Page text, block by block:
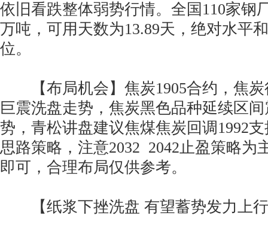
依旧看跌整体弱势行情。全国110家钢
万吨，可用天数为13.89天，绝对水平
位。
【布局机会】焦炭1905合约，焦炭
巨震洗盘走势，焦炭黑色品种延续区
势，青松讲盘建议焦煤焦炭回调1992
思路策略，注意2032 2042止盈策略为
即可，合理布局仅供参考。
【纸浆下挫洗盘 有望蓄势发力上